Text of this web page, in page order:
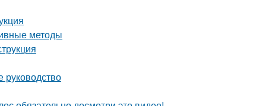
методы
руководство